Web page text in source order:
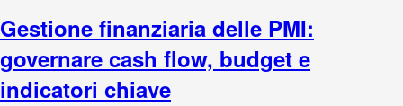
Gestione finanziaria delle PMI:
governare cash flow, budget e
indicatori chiave